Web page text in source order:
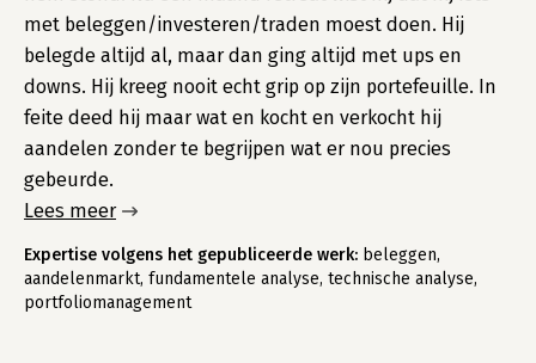
met beleggen/investeren/traden moest doen. Hij
belegde altijd al, maar dan ging altijd met ups en
downs. Hij kreeg nooit echt grip op zijn portefeuille. In
feite deed hij maar wat en kocht en verkocht hij
aandelen zonder te begrijpen wat er nou precies
gebeurde.
Lees meer
Expertise volgens het gepubliceerde werk: beleggen,
aandelenmarkt, fundamentele analyse, technische analyse,
portfoliomanagement